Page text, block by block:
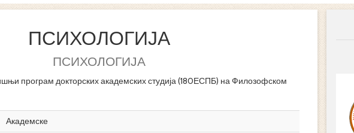
ПСИХОЛОГИЈА
ПСИХОЛОГИЈА
програм докторских академских студија (180ЕСПБ) на Филозофском
Академске